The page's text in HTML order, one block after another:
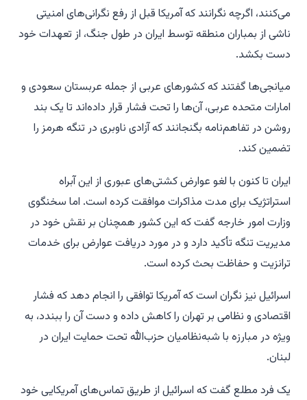
می‌کنند، اگرچه نگرانند که آمریکا قبل از رفع نگرانی‌های امنیتی
ناشی از بمباران منطقه توسط ایران در طول جنگ، از تعهدات خود
دست بکشد.
میانجی‌ها گفتند که کشورهای عربی از جمله عربستان سعودی و
امارات متحده عربی، آن‌ها را تحت فشار قرار داده‌اند تا یک بند
روشن در تفاهم‌نامه بگنجانند که آزادی ناوبری در تنگه هرمز را
تضمین کند.
ایران تا کنون با لغو عوارض کشتی‌های عبوری از این آبراه
استراتژیک برای مدت مذاکرات موافقت کرده است. اما سخنگوی
وزارت امور خارجه گفت که این کشور همچنان بر نقش خود در
مدیریت تنگه تأکید دارد و در مورد دریافت عوارض برای خدمات
ترانزیت و حفاظت بحث کرده است.
اسرائیل نیز نگران است که آمریکا توافقی را انجام دهد که فشار
اقتصادی و نظامی بر تهران را کاهش داده و دست آن را ببندد، به
ویژه در مبارزه با شبه‌نظامیان حزب‌الله تحت حمایت ایران در
لبنان.
یک فرد مطلع گفت که اسرائیل از طریق تماس‌های آمریکایی خود